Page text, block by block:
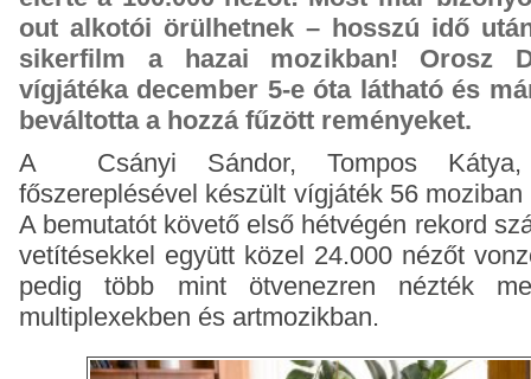
out alkotói örülhetnek – hosszú idő
sikerfilm a hazai mozikban! Orosz
vígjátéka december 5-e óta látható és
beváltotta a hozzá fűzött reményeket.
A Csányi Sándor, Tompos Kátya,
főszereplésével készült vígjáték 56
A bemutatót követő első hétvégén rekord
vetítésekkel együtt közel 24.000 nézőt
pedig több mint ötvenezren nézték
multiplexekben és artmozikban.